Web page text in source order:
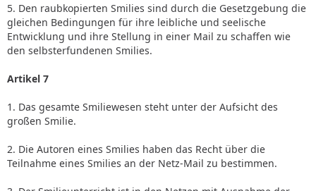
5. Den raubkopierten Smilies sind durch die Gesetzgebung die
gleichen Bedingungen für ihre leibliche und seelische
Entwicklung und ihre Stellung in einer Mail zu schaffen wie
den selbsterfundenen Smilies.
Artikel 7
1. Das gesamte Smiliewesen steht unter der Aufsicht des
großen Smilie.
2. Die Autoren eines Smilies haben das Recht über die
Teilnahme eines Smilies an der Netz-Mail zu bestimmen.